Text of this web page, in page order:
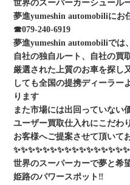
世界のスーパーカーシュール
夢進yumeshin automobiliにお
☎︎079-240-6919
夢進yumeshin automobiliでは、
自社の独自ルート、自社の買
厳選された上質のお車を探し
しても全国の提携ディーラー
ります
また市場には出回っていない
ユーザー買取仕入れにこだわり
お客様へご提案させて頂いて
✨✨✨✨✨✨✨✨✨✨✨✨✨✨✨✨
世界のスーパーカーで夢と希
姫路のパワースポット‼️